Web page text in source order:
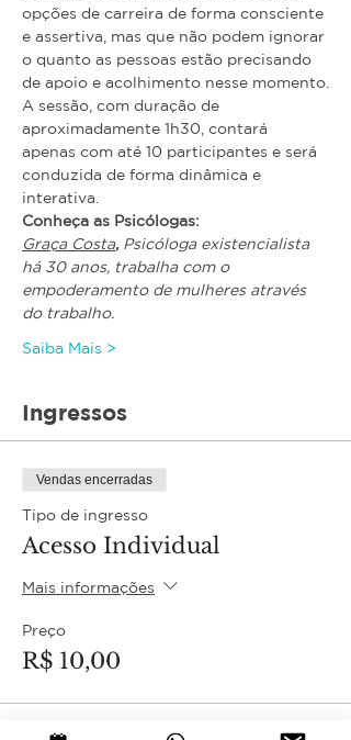
opções de carreira de forma consciente
e assertiva, mas que não podem ignorar
o quanto as pessoas estão precisando
de apoio e acolhimento nesse momento.
A sessão, com duração de
aproximadamente 1h30, contará
apenas com até 10 participantes e será
conduzida de forma dinâmica e
interativa.
Conheça as Psicólogas:
Graça Costa, Psicóloga existencialista
há 30 anos, trabalha com o
empoderamento de mulheres através
do trabalho.
Saiba Mais >
Ingressos
Vendas encerradas
Tipo de ingresso
Acesso Individual
Mais informações
Preço
R$ 10,00